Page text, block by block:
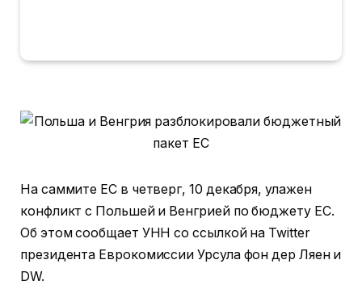
На саммите ЕС в четверг, 10 декабря, улажен
конфликт с Польшей и Венгрией по бюджету ЕС.
Об этом сообщает УНН со ссылкой на Twitter
президента Еврокомиссии Урсула фон дер Ляен и
DW.